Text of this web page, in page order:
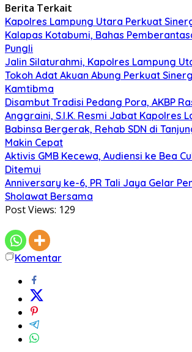
Berita Terkait
Kapolres Lampung Utara Perkuat
Kalapas Kotabumi, Bahas
Pungli
Jalin Silaturahmi, Kapolres Lampung
Tokoh Adat Akuan Abung Perkuat
Kamtibma
Disambut Tradisi Pedang Pora, AKBP
Anggraini, S.I.K. Resmi Jabat Kapolres
Babinsa Bergerak, Rehab SDN di
Makin Cepat
Aktivis GMB Kecewa, Audiensi ke Bea
Ditemui
Anniversary ke-6, PR Tali Jaya Gelar
Sholawat Bersama
Post Views: 129
Komentar